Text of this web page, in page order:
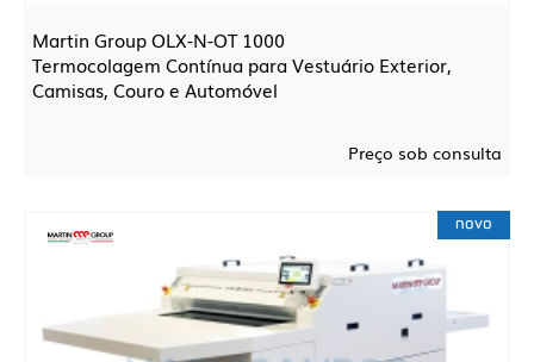
Martin Group OLX-N-OT 1000
Termocolagem Contínua para Vestuário Exterior,
Camisas, Couro e Automóvel
Preço sob consulta
novo